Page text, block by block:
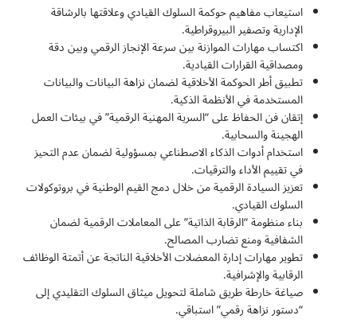
استيعاب مفاهيم حوكمة السلوك القيادي وعلاقتها بالرشاقة
الإدارية وتصفير البيروقراطية.
اكتساب مهارات الموازنة بين سرعة الإنجاز الرقمي وبين دقة
ومصداقية القرارات القيادية.
تطبيق أطر الحوكمة الأخلاقية لضمان نزاهة البيانات والبيانات
المستخدمة في الأنظمة الذكية.
إتقان فن الحفاظ على “السرية المهنية الرقمية” في بيئات العمل
الهجينة والسحابية.
استخدام أدوات الذكاء الاصطناعي بمسؤولية لضمان عدم التحيز
في تقييم الأداء والترقيات.
تعزيز السيادة الرقمية من خلال دمج القيم الوطنية في بروتوكولات
السلوك القيادي.
بناء منظومة “الرقابة الذاتية” على المعاملات الرقمية لضمان
الشفافية ومنع تضارب المصالح.
تطوير مهارات إدارة المعضلات الأخلاقية الناتجة عن أتمتة الوظائف
الرقابية والإشرافية.
صياغة خارطة طريق شاملة لتحويل ميثاق السلوك التقليدي إلى
“دستور نزاهة رقمي” استباقي.